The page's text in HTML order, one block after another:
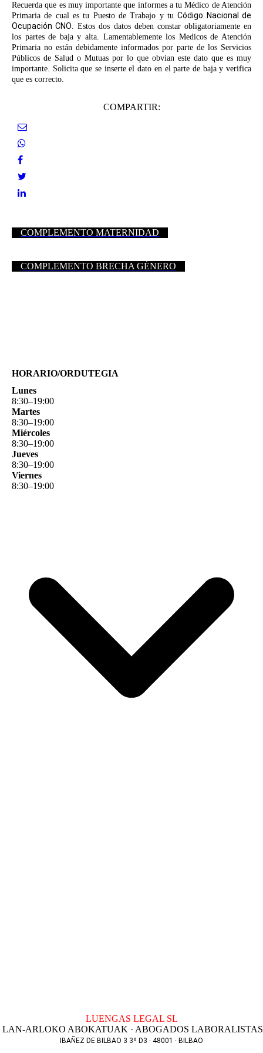
Recuerda que es muy importante que informes a tu Médico de Atención
Primaria de cual es tu Puesto de Trabajo y tuCódigo Nacional de
Ocupación CNO. Estos dos datos deben constar obligatoriamente en
los partes de baja y alta. Lamentablemente los Medicos de Atención
Primaria no están debidamente informados por parte de los Servicios
Públicos de Salud o Mutuas por lo que obvian este dato que es muy
importante. Solicita que se inserte el dato en el parte de baja y verifica
que es correcto.
COMPARTIR:
COMPLEMENTO MATERNIDAD
COMPLEMENTO BRECHA GÉNERO
HORARIO/ORDUTEGIA
Lunes
8:30–19:00
Martes
8:30–19:00
Miércoles
8:30–19:00
Jueves
8:30–19:00
Viernes
8:30–19:00
LUENGAS LEGAL SL
LAN-ARLOKO ABOKATUAK · ABOGADOS LABORALISTAS
IBAÑEZ DE BILBAO 3 3º D3 · 48001 · BILBAO